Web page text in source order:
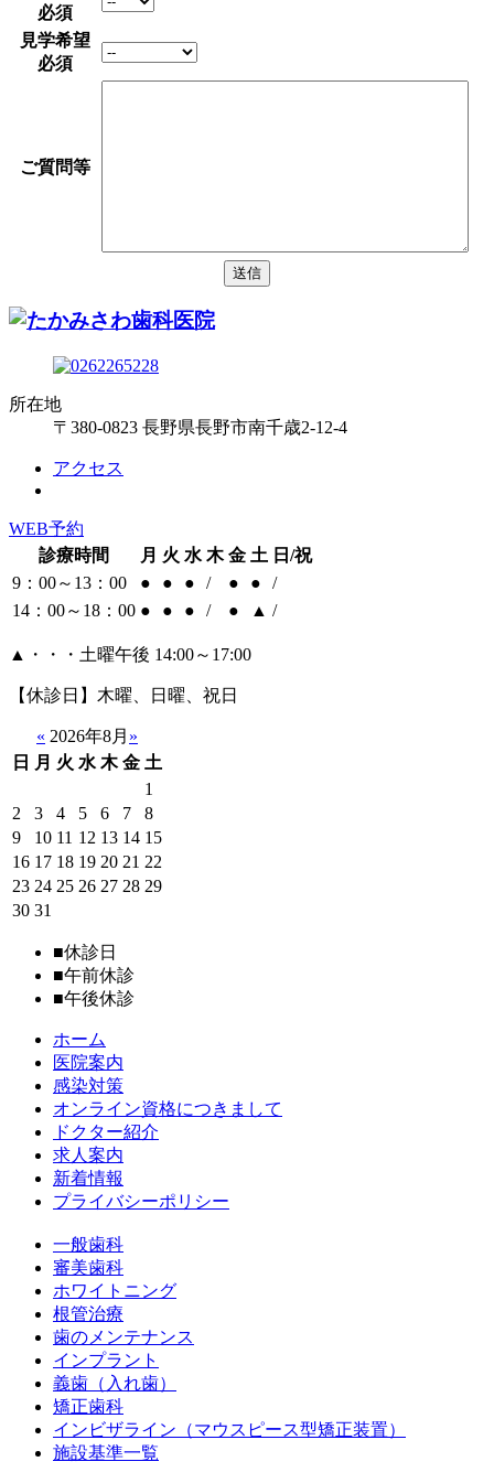
必須
見学希望
必須
ご質問等
所在地
〒380-0823 長野県長野市南千歳2-12-4
アクセス
WEB予約
診療時間
月 火 水 木 金 土 日/祝
9：00～13：00
● ● ● / ● ●
/
14：00～18：00 ● ● ● / ● ▲ /
▲・・・土曜午後 14:00～17:00
【休診日】木曜、日曜、祝日
« 2026年8月 »
日
月 火 水 木 金 土
1
2
3 4 5 6 7
8
9
10 11 12 13 14 15
16 17 18 19 20 21 22
23 24 25 26 27 28 29
30 31
■休診日
■午前休診
■午後休診
ホーム
医院案内
感染対策
オンライン資格につきまして
ドクター紹介
求人案内
新着情報
プライバシーポリシー
一般歯科
審美歯科
ホワイトニング
根管治療
歯のメンテナンス
インプラント
義歯（入れ歯）
矯正歯科
インビザライン（マウスピース型矯正装置）
施設基準一覧